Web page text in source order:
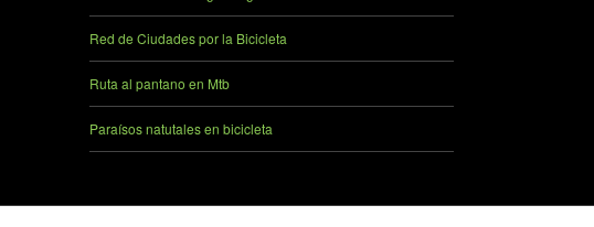
Red de Ciudades por la Bicicleta
Ruta al pantano en Mtb
Paraísos natutales en bicicleta